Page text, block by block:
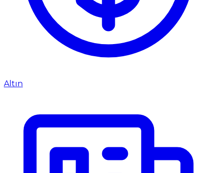
Altın